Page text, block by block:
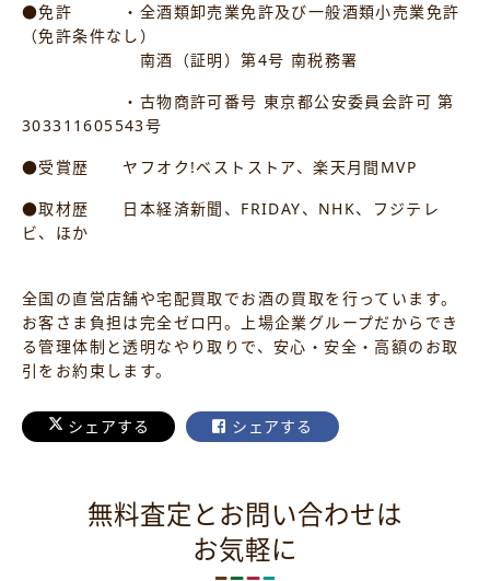
●免許 ・全酒類卸売業免許及び一般酒類小売業免許
（免許条件なし）
南酒（証明）第4号 南税務署
・古物商許可番号 東京都公安委員会許可 第
303311605543号
●受賞歴 ヤフオク!ベストストア、楽天月間MVP
●取材歴 日本経済新聞、FRIDAY、NHK、フジテレ
ビ、ほか
全国の直営店舗や宅配買取でお酒の買取を行っています。
お客さま負担は完全ゼロ円。上場企業グループだからでき
る管理体制と透明なやり取りで、安心・安全・高額のお取
引をお約束します。
シェアする シェアする
無料査定とお問い合わせは
お気軽に